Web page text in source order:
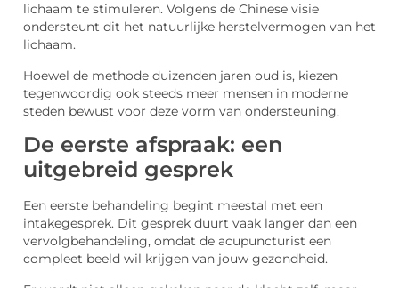
lichaam te stimuleren. Volgens de Chinese visie
ondersteunt dit het natuurlijke herstelvermogen van het
lichaam.
Hoewel de methode duizenden jaren oud is, kiezen
tegenwoordig ook steeds meer mensen in moderne
steden bewust voor deze vorm van ondersteuning.
De eerste afspraak: een
uitgebreid gesprek
Een eerste behandeling begint meestal met een
intakegesprek. Dit gesprek duurt vaak langer dan een
vervolgbehandeling, omdat de acupuncturist een
compleet beeld wil krijgen van jouw gezondheid.